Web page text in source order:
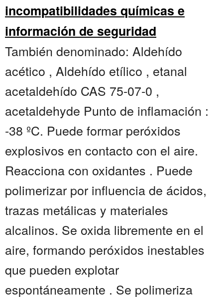
incompatibilidades químicas e
información de seguridad
También denominado: Aldehído
acético , Aldehído etílico , etanal
acetaldehído CAS 75-07-0 ,
acetaldehyde Punto de inflamación :
-38 ºC. Puede formar peróxidos
explosivos en contacto con el aire.
Reacciona con oxidantes . Puede
polimerizar por influencia de ácidos,
trazas metálicas y materiales
alcalinos. Se oxida libremente en el
aire, formando peróxidos inestables
que pueden explotar
espontáneamente . Se polimeriza